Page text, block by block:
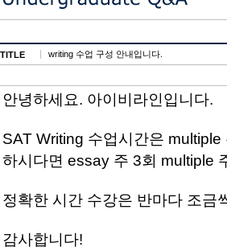
TITLE writing 수업 구성 안내입니다.
안녕하세요. 아이비라인입니다.
SAT Writing 수업시간은
하시다면 essay 주 3회 multiple
정확한 시간 수강은 반마다 조금
감사합니다!